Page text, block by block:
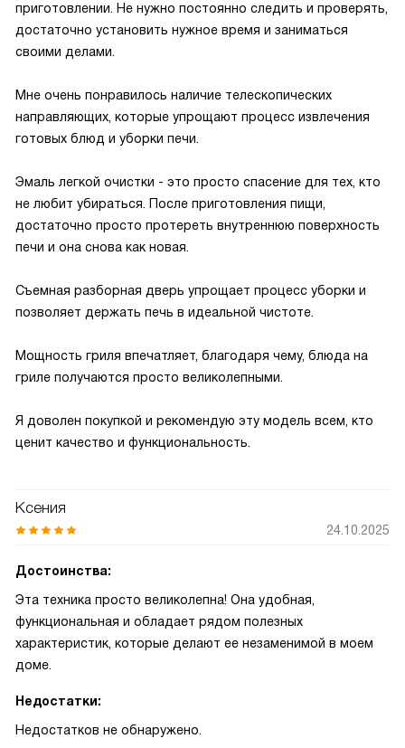
приготовлении. Не нужно постоянно следить и проверять,
достаточно установить нужное время и заниматься
своими делами.
Мне очень понравилось наличие телескопических
направляющих, которые упрощают процесс извлечения
готовых блюд и уборки печи.
Эмаль легкой очистки - это просто спасение для тех, кто
не любит убираться. После приготовления пищи,
достаточно просто протереть внутреннюю поверхность
печи и она снова как новая.
Съемная разборная дверь упрощает процесс уборки и
позволяет держать печь в идеальной чистоте.
Мощность гриля впечатляет, благодаря чему, блюда на
гриле получаются просто великолепными.
Я доволен покупкой и рекомендую эту модель всем, кто
ценит качество и функциональность.
Ксения
24.10.2025
Достоинства:
Эта техника просто великолепна! Она удобная,
функциональная и обладает рядом полезных
характеристик, которые делают ее незаменимой в моем
доме.
Недостатки:
Недостатков не обнаружено.